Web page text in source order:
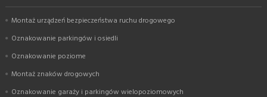
Montaż urządzeń bezpieczeństwa ruchu drogowego
Oznakowanie parkingów i osiedli
Oznakowanie poziome
Montaż znaków drogowych
Oznakowanie garaży i parkingów wielopoziomowych